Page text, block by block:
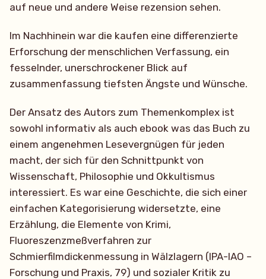
auf neue und andere Weise rezension sehen.
Im Nachhinein war die kaufen eine differenzierte
Erforschung der menschlichen Verfassung, ein
fesselnder, unerschrockener Blick auf
zusammenfassung tiefsten Ängste und Wünsche.
Der Ansatz des Autors zum Themenkomplex ist
sowohl informativ als auch ebook was das Buch zu
einem angenehmen Lesevergnügen für jeden
macht, der sich für den Schnittpunkt von
Wissenschaft, Philosophie und Okkultismus
interessiert. Es war eine Geschichte, die sich einer
einfachen Kategorisierung widersetzte, eine
Erzählung, die Elemente von Krimi,
Fluoreszenzmeßverfahren zur
Schmierfilmdickenmessung in Wälzlagern (IPA-IAO –
Forschung und Praxis, 79) und sozialer Kritik zu